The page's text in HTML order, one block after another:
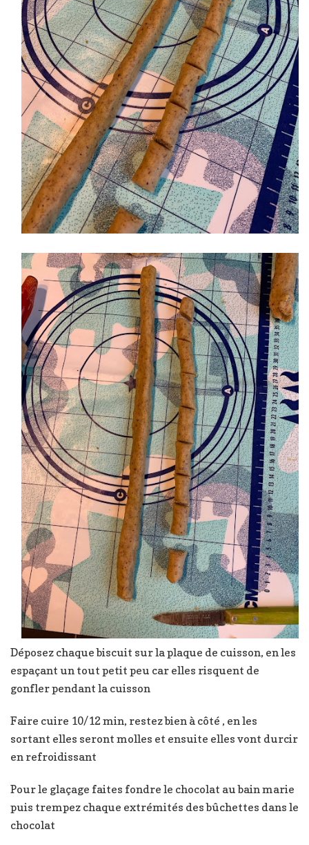
Déposez chaque biscuit sur la plaque de cuisson, en les
espaçant un tout petit peu car elles risquent de
gonfler pendant la cuisson
Faire cuire 10/12 min, restez bien à côté , en les
sortant elles seront molles et ensuite elles vont durcir
en refroidissant
Pour le glaçage faites fondre le chocolat au bain marie
puis trempez chaque extrémités des bûchettes dans le
chocolat